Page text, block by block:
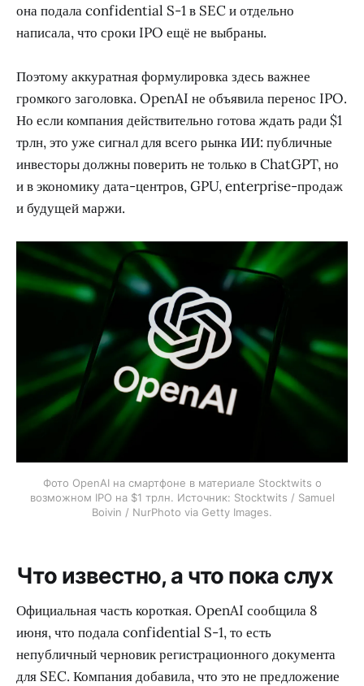
она подала confidential S-1 в SEC и отдельно
написала, что сроки IPO ещё не выбраны.
Поэтому аккуратная формулировка здесь важнее
громкого заголовка. OpenAI не объявила перенос IPO.
Но если компания действительно готова ждать ради $1
трлн, это уже сигнал для всего рынка ИИ: публичные
инвесторы должны поверить не только в ChatGPT, но
и в экономику дата-центров, GPU, enterprise-продаж
и будущей маржи.
Фото OpenAI на смартфоне в материале Stocktwits о
возможном IPO на $1 трлн. Источник: Stocktwits / Samuel
Boivin / NurPhoto via Getty Images.
Что известно, а что пока слух
Официальная часть короткая. OpenAI сообщила 8
июня, что подала confidential S-1, то есть
непубличный черновик регистрационного документа
для SEC. Компания добавила, что это не предложение